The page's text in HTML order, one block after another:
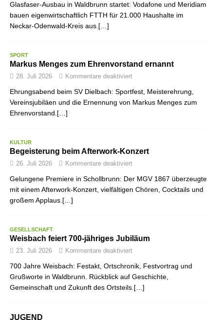
Glasfaser-Ausbau in Waldbrunn startet: Vodafone und Meridiam
bauen eigenwirtschaftlich FTTH für 21.000 Haushalte im
Neckar-Odenwald-Kreis aus.[…]
SPORT
Markus Menges zum Ehrenvorstand ernannt
28. Juli 2026 Kommentare deaktiviert
Ehrungsabend beim SV Dielbach: Sportfest, Meisterehrung,
Vereinsjubiläen und die Ernennung von Markus Menges zum
Ehrenvorstand.[…]
KULTUR
Begeisterung beim Afterwork-Konzert
26. Juli 2026 Kommentare deaktiviert
Gelungene Premiere in Schollbrunn: Der MGV 1867 überzeugte
mit einem Afterwork-Konzert, vielfältigen Chören, Cocktails und
großem Applaus.[…]
GESELLSCHAFT
Weisbach feiert 700-jähriges Jubiläum
23. Juli 2026 Kommentare deaktiviert
700 Jahre Weisbach: Festakt, Ortschronik, Festvortrag und
Grußworte in Waldbrunn. Rückblick auf Geschichte,
Gemeinschaft und Zukunft des Ortsteils.[…]
JUGEND